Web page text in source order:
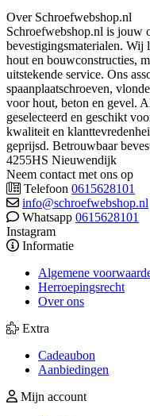
Over Schroefwebshop.nl
Schroefwebshop.nl is jouw
bevestigingsmaterialen. Wij
hout en bouwconstructies,
uitstekende service. Ons
spaanplaatschroeven,
voor hout, beton en gevel.
geselecteerd en geschikt
kwaliteit en
geprijsd. Betrouwbaar
4255HS Nieuwendijk
Neem contact met ons op
Telefoon 0615628101
info@schroefwebshop.nl
Whatsapp 0615628101
Instagram
Informatie
Algemene
Herroepingsrecht
Over ons
Extra
Cadeaubon
Aanbiedingen
Mijn account